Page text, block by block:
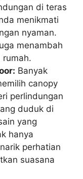
di teras
menikmati
nyaman.
menambah
rumah.
Banyak
canopy
perlindungan
duduk di
yang
hanya
perhatian
suasana